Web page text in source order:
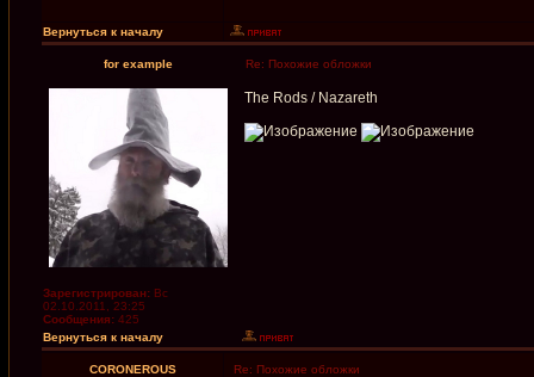
Вернуться к началу
for example Re: Похожие обложки
Зарегистрирован: Вс
02.10.2011, 23:25
Сообщения: 425
The Rods / Nazareth
Вернуться к началу
CORONEROUS Re: Похожие обложки